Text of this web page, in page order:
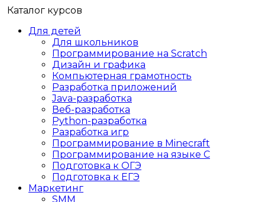
Каталог курсов
Для детей
Для школьников
Программирование на Scratch
Дизайн и графика
Компьютерная грамотность
Разработка приложений
Java-разработка
Веб-разработка
Python-разработка
Разработка игр
Программирование в Minecraft
Программирование на языке C
Подготовка к ОГЭ
Подготовка к ЕГЭ
Маркетинг
SMM